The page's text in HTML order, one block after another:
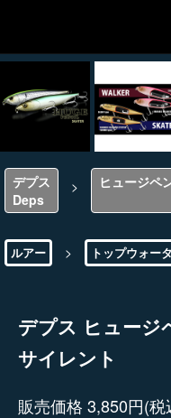
デプス
Deps
> ヒュージペ
ルアー > トップウォー
デプス ヒュージ
サイレント
販売価格 3,850円(税